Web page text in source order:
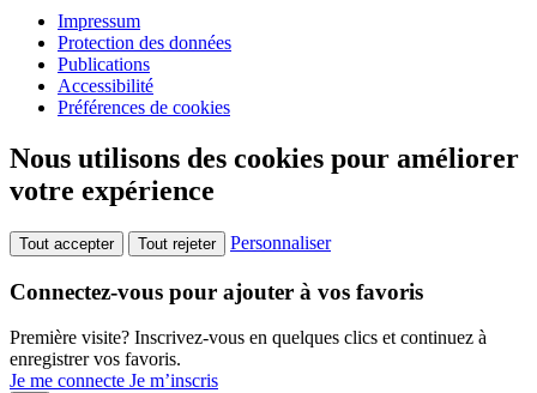
Impressum
Protection des données
Publications
Accessibilité
Préférences de cookies
Nous utilisons des cookies pour améliorer
votre expérience
Tout accepter Tout rejeter Personnaliser
Connectez-vous pour ajouter à vos favoris
Première visite? Inscrivez-vous en quelques clics et continuez à
enregistrer vos favoris.
Je me connecte Je m’inscris